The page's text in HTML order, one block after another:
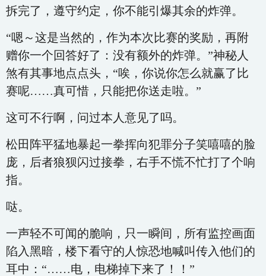
拆完了，遵守约定，你不能引爆其余的炸弹。
“嗯～这是当然的，作为本次比赛的奖励，再附
赠你一个回答好了：没有额外的炸弹。”神秘人
煞有其事地点点头，“唉，你说你怎么就赢了比
赛呢……真可惜，只能把你送走啦。”
这可不行啊，问过本人意见了吗。
松田阵平猛地暴起一拳挥向犯罪分子笑嘻嘻的脸
庞，后者狼狈闪过接拳，右手不慌不忙打了个响
指。
哒。
一声轻不可闻的脆响，只一瞬间，所有监控画面
陷入黑暗，楼下看守的人惊恐地喊叫传入他们的
耳中：“……电，电梯掉下来了！！”